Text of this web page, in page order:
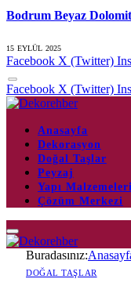
Bodrum Beyaz Dolomit
15 EYLÜL 2025
Facebook X (Twitter)
Facebook X (Twitter)
Anasayfa
Dekorasyon
Doğal Taşlar
Peyzaj
Yapı Malzemeleri
Çözüm Merkezi
Buradasınız:
DOĞAL TAŞLAR